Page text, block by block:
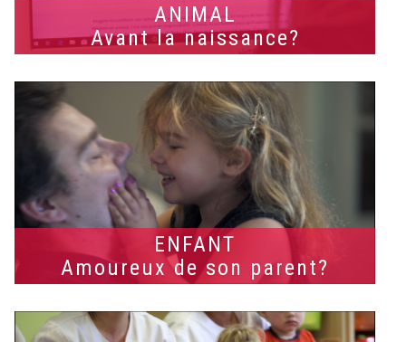
ANIMAL
Avant la naissance?
ENFANT
Amoureux de son parent?